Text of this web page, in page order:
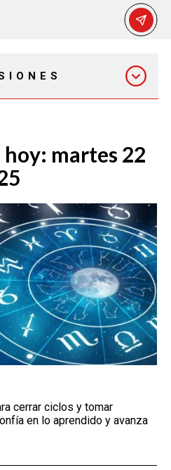
12:30 PM
7:00 PM
PM
martes 22
cerrar ciclos y tomar
en lo aprendido y avanza